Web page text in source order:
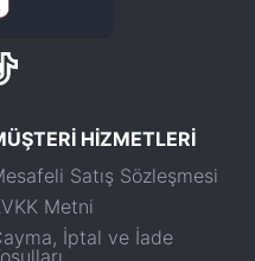
HİZMETLERİ
Satış Sözleşmesi
Metni
İptal ve İade